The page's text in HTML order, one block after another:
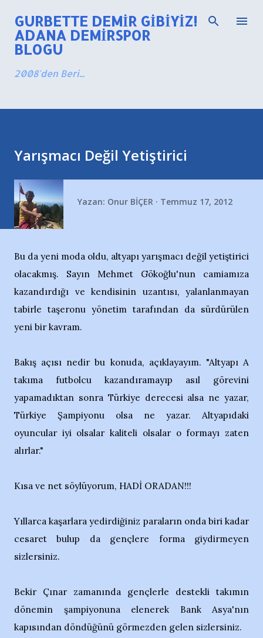
Ana içeriğe atla
GURBETTE DEMIR GIBIYIZ!
ADANA DEMIRSPOR
BLOGU
2008'den Beri...
Yarışmacı Değil Yetiştirici
Yazan: Onur BİÇER Temmuz 17, 2012
Bu da yeni moda oldu, altyapı yarışmacı değil yetiştirici
olacakmış. Sayın Mehmet Gökoğlu'nun camiamıza
kazandırdığı ve kendisinin uzantısı, yalanlanmayan
tabirle taşeronu yönetim tarafından da sürdürülen
yeni bir kavram.
Bakış açısı nedir bu konuda, açıklayayım. "Altyapı A
takıma futbolcu kazandıramayıp asıl görevini
yapamadıktan sonra Türkiye derecesi alsa ne yazar,
Türkiye Şampiyonu olsa ne yazar. Altyapıdaki
oyuncular iyi olsalar kaliteli olsalar o formayı zaten
alırlar."
Kısa ve net söylüyorum, HADİ ORADAN!!!
Yıllarca kaşarlara yedirdiğiniz paraların onda biri kadar
cesaret bulup da gençlere forma giydirmeyen
sizlersiniz.
Bekir Çınar zamanında gençlerle destekli takımın
dönemin şampiyonuna elenerek Bank Asya'nın
kapısından döndüğünü görmezden gelen sizlersiniz.